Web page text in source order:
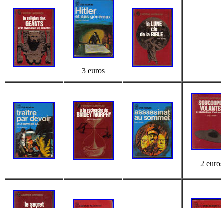
3 euros
2